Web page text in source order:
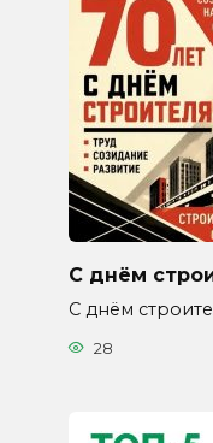
С днём
С днём
28